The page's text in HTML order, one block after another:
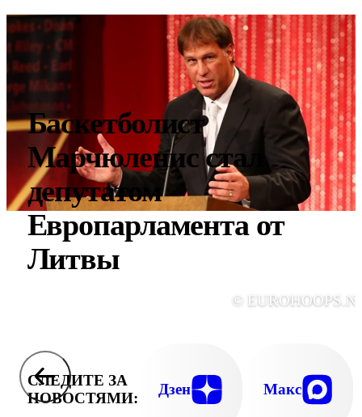
Баскетболист
Марчюленис стал
депутатом
Европарламента от
Литвы
©
СЛЕДИТЕ ЗА
НОВОСТЯМИ:
Дзен Макс